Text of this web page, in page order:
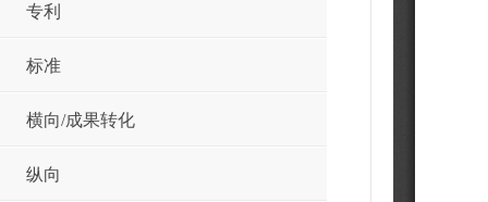
专利
标准
横向/成果转化
纵向